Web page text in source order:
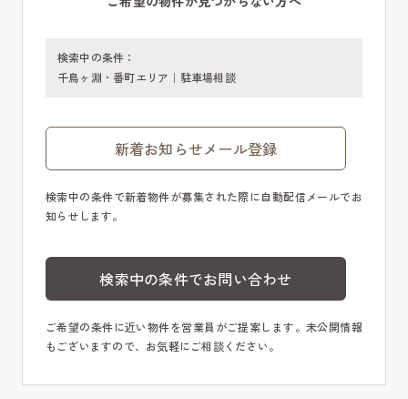
検索中の条件：
千鳥ヶ淵・番町エリア｜駐車場相談
新着お知らせメール登録
検索中の条件で新着物件が募集された際に自動配信メールでお
知らせします。
検索中の条件でお問い合わせ
ご希望の条件に近い物件を営業員がご提案します。未公開情報
もございますので、お気軽にご相談ください。